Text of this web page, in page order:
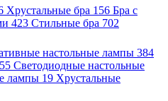
Хрустальные бра 156 Бра с
423 Стильные бра 702
настольные лампы 384
55 Светодиодные настольные
лампы 19 Хрустальные